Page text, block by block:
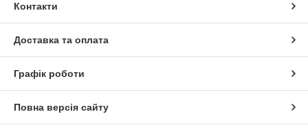
Контакти
Доставка та оплата
Графік роботи
Повна версія сайту